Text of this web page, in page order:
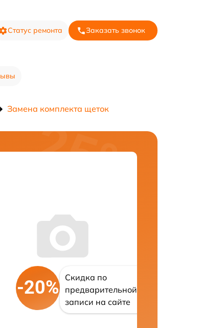
Статус ремонта Заказать звонок
Замена комплекта щеток
-20%
Скидка по
предварительной
записи на сайте